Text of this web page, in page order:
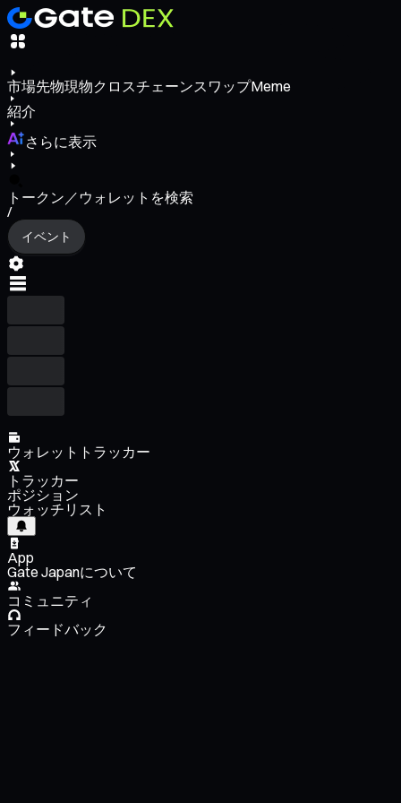
市場先物現物クロスチェーンスワップMeme
紹介
さらに表示
トークン／ウォレットを検索
/
イベント
ウォレットトラッカー
トラッカー
ポジション
ウォッチリスト
App
Gate Japanについて
コミュニティ
フィードバック